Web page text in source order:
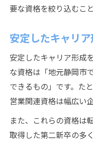
要な資格を絞り込むこ
安定したキャリ
安定したキャリア形成
な資格は「地元静岡市
できるもの」です。た
営業関連資格は幅広い
また、これらの資格は
取得した第二新卒の多